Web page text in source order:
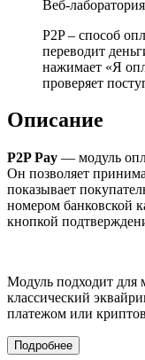
P2P – способ
переводит
нажимает «Я
проверяет
Описание
P2P Pay — модуль
Он позволяет
показывает
номером банковской
кнопкой
Модуль подходит для
классический
платежом или
Подробнее